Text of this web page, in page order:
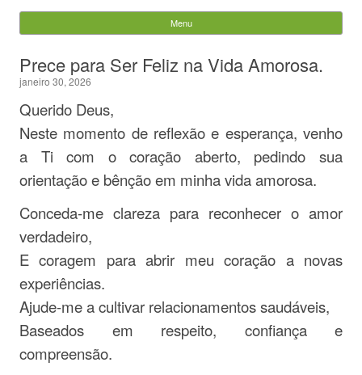
Evandro Legramonte
por:
Menu
Prece para Ser Feliz na Vida Amorosa.
janeiro 30, 2026
Querido Deus,
Neste momento de reflexão e esperança, venho
a Ti com o coração aberto, pedindo sua
orientação e bênção em minha vida amorosa.
Conceda-me clareza para reconhecer o amor
verdadeiro,
E coragem para abrir meu coração a novas
experiências.
Ajude-me a cultivar relacionamentos saudáveis,
Baseados em respeito, confiança e
compreensão.